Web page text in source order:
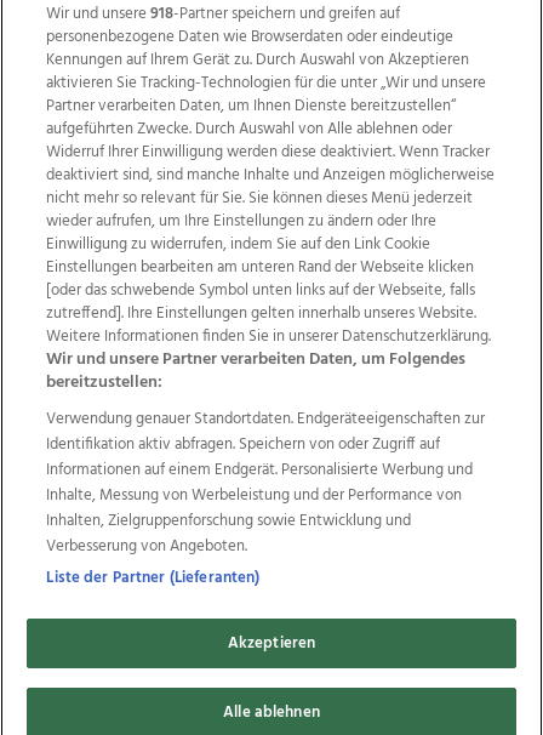
Wir über uns Mediadaten Kontakt
Jobs
Datenschutz
Impressum
AGB Anzeigekunden
AGB Website
Ehrenkodex Politische Werbung
Weitere Angebote des Medienhauses Wimmer
TV1 di-mog-i.at OÖNow
Ischler Woche
Life Radio
OÖNachrichten
OÖN Immobilien
OÖN Karriere
OÖN Reise
Promenaden Galerien
Regionaljobs
wasistlos.at
Copyrights © 2026 Tips Zeitungs GmbH & Co KG
developed by11x11.net
Wir und unsere918-Partner speichern und greifen auf
personenbezogene Daten wie Browserdaten oder eindeutige
Kennungen auf Ihrem Gerät zu. Durch Auswahl von Akzeptieren
aktivieren Sie Tracking-Technologien für die unter „Wir und unsere
Partner verarbeiten Daten, um Ihnen Dienste bereitzustellen“
aufgeführten Zwecke. Durch Auswahl von Alle ablehnen oder
Widerruf Ihrer Einwilligung werden diese deaktiviert. Wenn Tracker
deaktiviert sind, sind manche Inhalte und Anzeigen möglicherweise
nicht mehr so relevant für Sie. Sie können dieses Menü jederzeit
wieder aufrufen, um Ihre Einstellungen zu ändern oder Ihre
Einwilligung zu widerrufen, indem Sie auf den Link Cookie
Einstellungen bearbeiten am unteren Rand der Webseite klicken
[oder das schwebende Symbol unten links auf der Webseite, falls
zutreffend]. Ihre Einstellungen gelten innerhalb unseres Website.
Weitere Informationen finden Sie in unserer Datenschutzerklärung.
Wir und unsere Partner verarbeiten Daten, um Folgendes
bereitzustellen:
Verwendung genauer Standortdaten. Endgeräteeigenschaften zur
Identifikation aktiv abfragen. Speichern von oder Zugriff auf
Informationen auf einem Endgerät. Personalisierte Werbung und
Inhalte, Messung von Werbeleistung und der Performance von
Inhalten, Zielgruppenforschung sowie Entwicklung und
Verbesserung von Angeboten.
Liste der Partner (Lieferanten)
Akzeptieren
Alle ablehnen